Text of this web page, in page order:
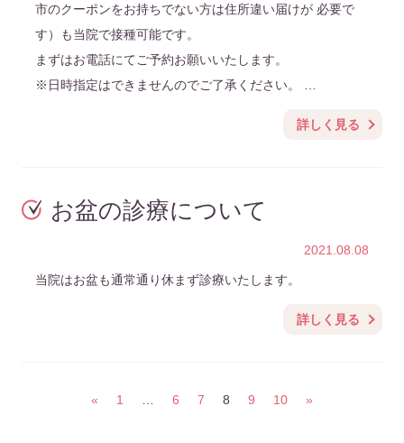
市のクーポンをお持ちでない方は住所違い届けが 必要で
す）も当院で接種可能です。
まずはお電話にてご予約お願いいたします。
※日時指定はできませんのでご了承ください。 …
詳しく見る
お盆の診療について
2021.08.08
当院はお盆も通常通り休まず診療いたします。
詳しく見る
« 1 … 6 7 8 9 10 »